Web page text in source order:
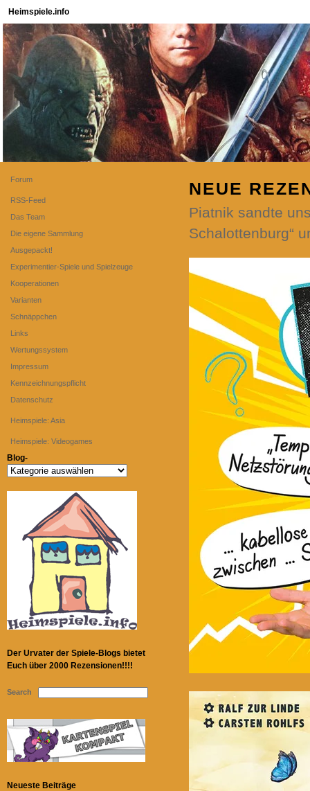
Heimspiele.info
NEUE
Piatnik sandte
Schalottenburg“
Forum
RSS-Feed
Das Team
Die eigene Sammlung
Ausgepackt!
Experimentier-Spiele und Spielzeuge
Kooperationen
Varianten
Schnäppchen
Links
Wertungssystem
Impressum
Kennzeichnungspflicht
Datenschutz
Heimspiele: Asia
Heimspiele: Videogames
Blog-
Blog-
Der Urvater der Spiele-Blogs bietet
Euch über 2000 Rezensionen!!!!
Search
Neueste Beiträge